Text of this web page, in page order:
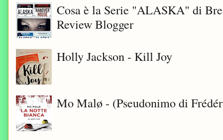
Cosa è la Serie "ALASKA" di
Review Blogger
Holly Jackson - Kill Joy
Mo Malø - (Pseudonimo di